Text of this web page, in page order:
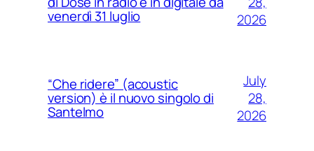
venerdì 31 luglio
2026
“Che ridere” (acoustic
version) è il nuovo singolo di
Santelmo
July
28,
2026